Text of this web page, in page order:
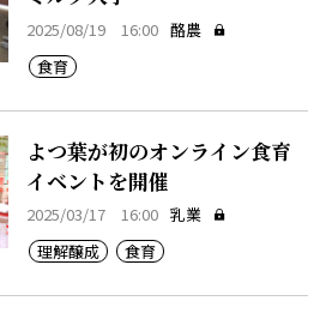
2025/08/19 16:00 酪農
食育
よつ葉が初のオンライン食育
イベントを開催
2025/03/17 16:00 乳業
理解醸成
食育